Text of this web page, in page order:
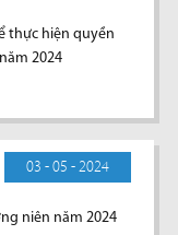
thực hiện quyền
2024
03 - 05 - 2024
niên năm 2024